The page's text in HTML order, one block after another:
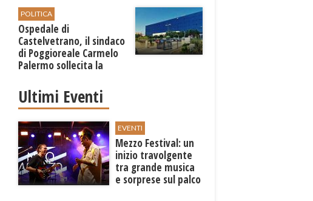
POLITICA
Ospedale di
Castelvetrano, il sindaco
di Poggioreale Carmelo
Palermo sollecita la
Ultimi Eventi
EVENTI
Mezzo Festival: un
inizio travolgente
tra grande musica
e sorprese sul palco